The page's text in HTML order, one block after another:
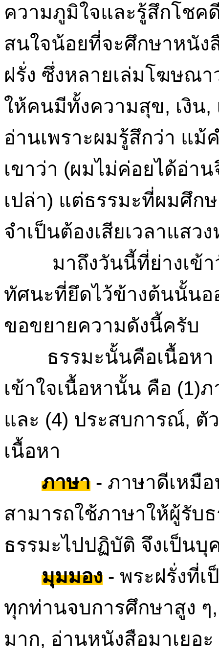
ความภูมิใจและรู้สึกโชค
สนใจน้อยที่จะศึกษาหนั
ฝรั่ง ซึ่งหลายเล่มโฆษณา
ให้คนมีทั้งความสุข, เงิน,
อ่านเพราะผมรู้สึกว่า แม้
เขาว่า (ผมไม่ค่อยได้อ่า
เปล่า) แต่ธรรมะที่ผมศึก
จำเป็นต้องเสียเวลาแสว
มาถึงวันนี้ที่ย่างเข้าวั
ทัศนะที่ยึดไว้ข้างต้นนั้น
ขอขยายความดังนี้ครับ
ธรรมะนั้นคือเนื้อหา
เข้าใจเนื้อหานั้น คือ (1)
และ (4) ประสบการณ์, ตั
เนื้อหา
ภาษา - ภาษาดีเหมื
สามารถใช้ภาษาให้ผู้รับ
ธรรมะไปปฏิบัติ จึงเป็น
มุมมอง - พระฝรั่งที่
ทุกท่านจบการศึกษาสูง
มาก, อ่านหนังสือมาเยอ